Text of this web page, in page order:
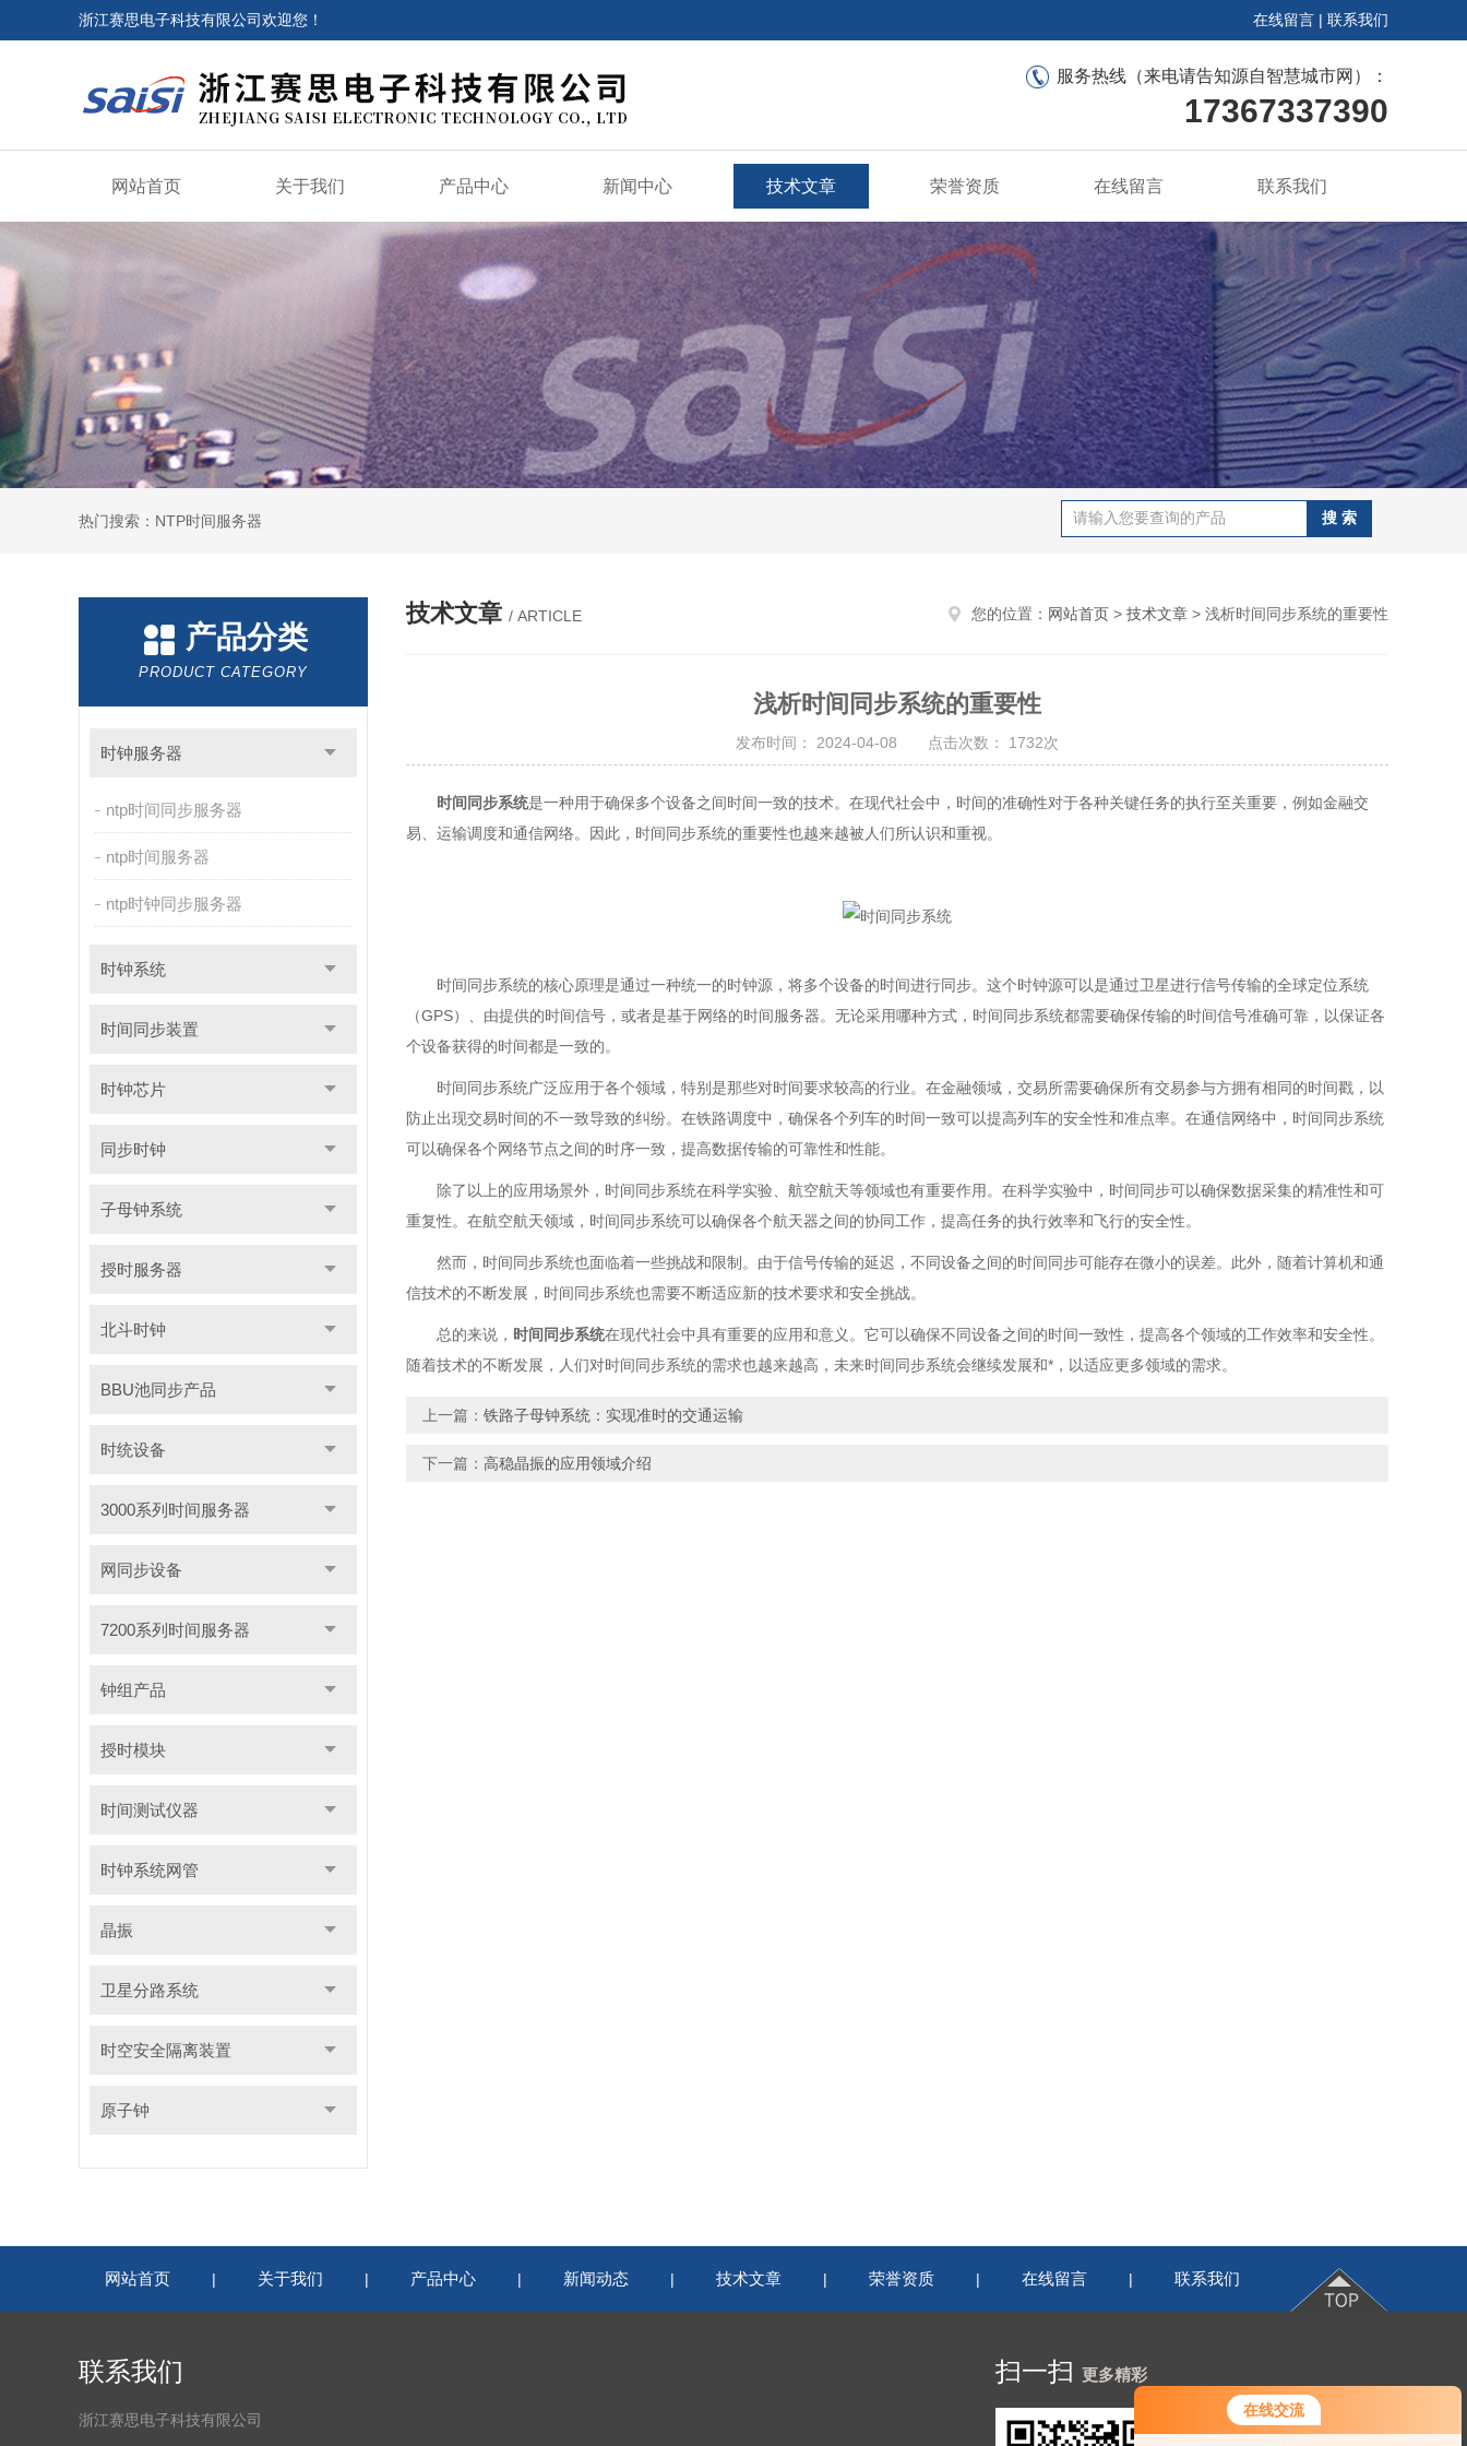
在线交流
浙江赛思电子科技有限公司欢迎您！ 在线留言 | 联系我们
服务热线（来电请告知源自智慧城市网）：
17367337390
网站首页 关于我们 产品中心 新闻中心 技术文章 荣誉资质 在线留言 联系我们
热门搜索：NTP时间服务器
产品分类
PRODUCT CATEGORY
时钟服务器
ntp时间同步服务器
ntp时间服务器
ntp时钟同步服务器
时钟系统
时间同步装置
时钟芯片
同步时钟
子母钟系统
授时服务器
北斗时钟
BBU池同步产品
时统设备
3000系列时间服务器
网同步设备
7200系列时间服务器
钟组产品
授时模块
时间测试仪器
时钟系统网管
晶振
卫星分路系统
时空安全隔离装置
原子钟
技术文章 / ARTICLE 您的位置： 网站首页 > 技术文章 > 浅析时间同步系统的重要性
浅析时间同步系统的重要性
发布时间： 2024-04-08 点击次数： 1732次
时间同步系统是一种用于确保多个设备之间时间一致的技术。在现代社会中，时间的准确性对于各种关键任务的执行至关重要，例如金融交
易、运输调度和通信网络。因此，时间同步系统的重要性也越来越被人们所认识和重视。
时间同步系统的核心原理是通过一种统一的时钟源，将多个设备的时间进行同步。这个时钟源可以是通过卫星进行信号传输的全球定位系统
（GPS）、由提供的时间信号，或者是基于网络的时间服务器。无论采用哪种方式，时间同步系统都需要确保传输的时间信号准确可靠，以保证各
个设备获得的时间都是一致的。
时间同步系统广泛应用于各个领域，特别是那些对时间要求较高的行业。在金融领域，交易所需要确保所有交易参与方拥有相同的时间戳，以
防止出现交易时间的不一致导致的纠纷。在铁路调度中，确保各个列车的时间一致可以提高列车的安全性和准点率。在通信网络中，时间同步系统
可以确保各个网络节点之间的时序一致，提高数据传输的可靠性和性能。
除了以上的应用场景外，时间同步系统在科学实验、航空航天等领域也有重要作用。在科学实验中，时间同步可以确保数据采集的精准性和可
重复性。在航空航天领域，时间同步系统可以确保各个航天器之间的协同工作，提高任务的执行效率和飞行的安全性。
然而，时间同步系统也面临着一些挑战和限制。由于信号传输的延迟，不同设备之间的时间同步可能存在微小的误差。此外，随着计算机和通
信技术的不断发展，时间同步系统也需要不断适应新的技术要求和安全挑战。
总的来说， 时间同步系统在现代社会中具有重要的应用和意义。它可以确保不同设备之间的时间一致性，提高各个领域的工作效率和安全性。
随着技术的不断发展，人们对时间同步系统的需求也越来越高，未来时间同步系统会继续发展和*，以适应更多领域的需求。
上一篇： 铁路子母钟系统：实现准时的交通运输
下一篇： 高稳晶振的应用领域介绍
网站首页 | 关于我们 | 产品中心 | 新闻动态 | 技术文章 | 荣誉资质 | 在线留言 | 联系我们
联系我们
浙江赛思电子科技有限公司
扫一扫 更多精彩